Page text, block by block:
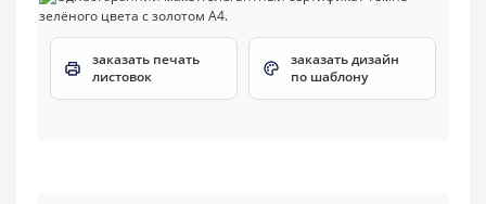
заказать печать
листовок
заказать дизайн
по шаблону